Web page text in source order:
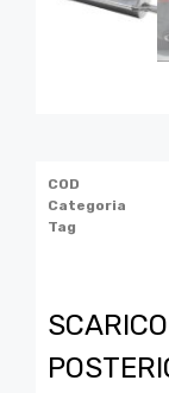
COD
Categoria
Tag